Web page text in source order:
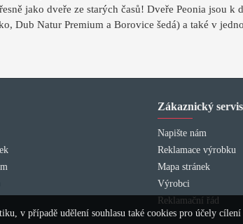
jako dveře ze starých časů! Dveře Peonia jsou
Dub Natur Premium a Borovice šedá) a také v
Zákaznický servis
Napište nám
Reklamace výrobku
Mapa stránek
Výrobci
Reklamační řád
v případě udělení souhlasu také cookies pro účely